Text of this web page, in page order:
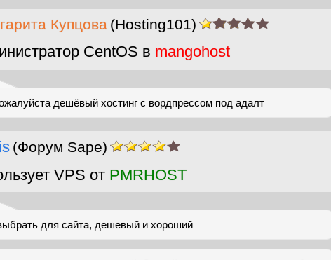
Купцова (Hosting101)
CentOS в mangohost
дешёвый хостинг с вордпрессом под адалт
(Форум Sape)
VPS от PMRHOST
для сайта, дешевый и хороший